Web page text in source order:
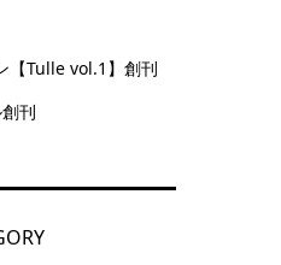
【Tulle vol.1】創刊
刊